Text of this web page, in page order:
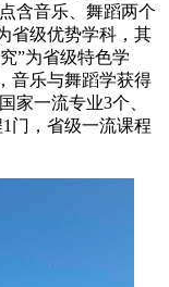
含音乐、舞蹈两个
省级优势学科，其
”为省级特色学
音乐与舞蹈学获得
家一流专业3个、
门，省级一流课程